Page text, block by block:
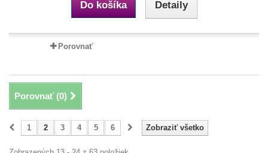
Do košíka Detaily
Porovnať
Porovnať (0)
Zobraziť všetko
1 2 3 4 5 6